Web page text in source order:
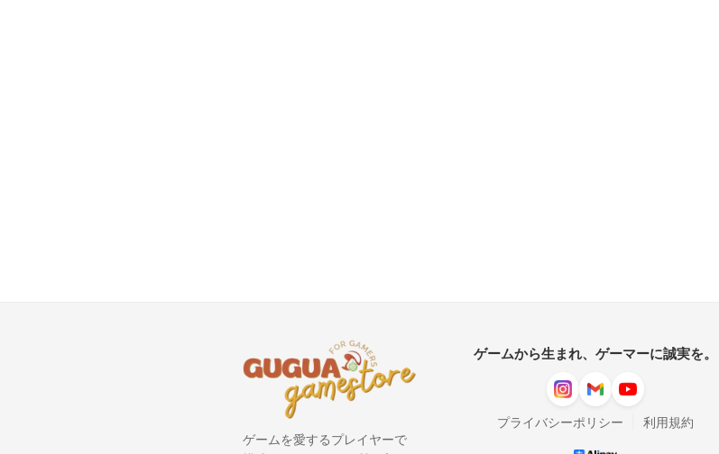
ゲームを愛するプレイヤーで
ゲームから生まれ、ゲーマーに誠実を。
プライバシーポリシー 利用規約